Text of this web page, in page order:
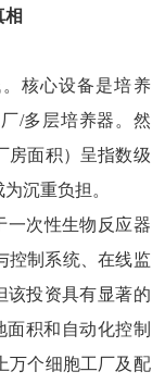
相
核心设备是培养
/多层培养器。然
房面积）呈指数级
沉重负担。
一次性生物反应器
控制系统、在线监
该投资具有显著的
积和自动化控制
万个细胞工厂及配